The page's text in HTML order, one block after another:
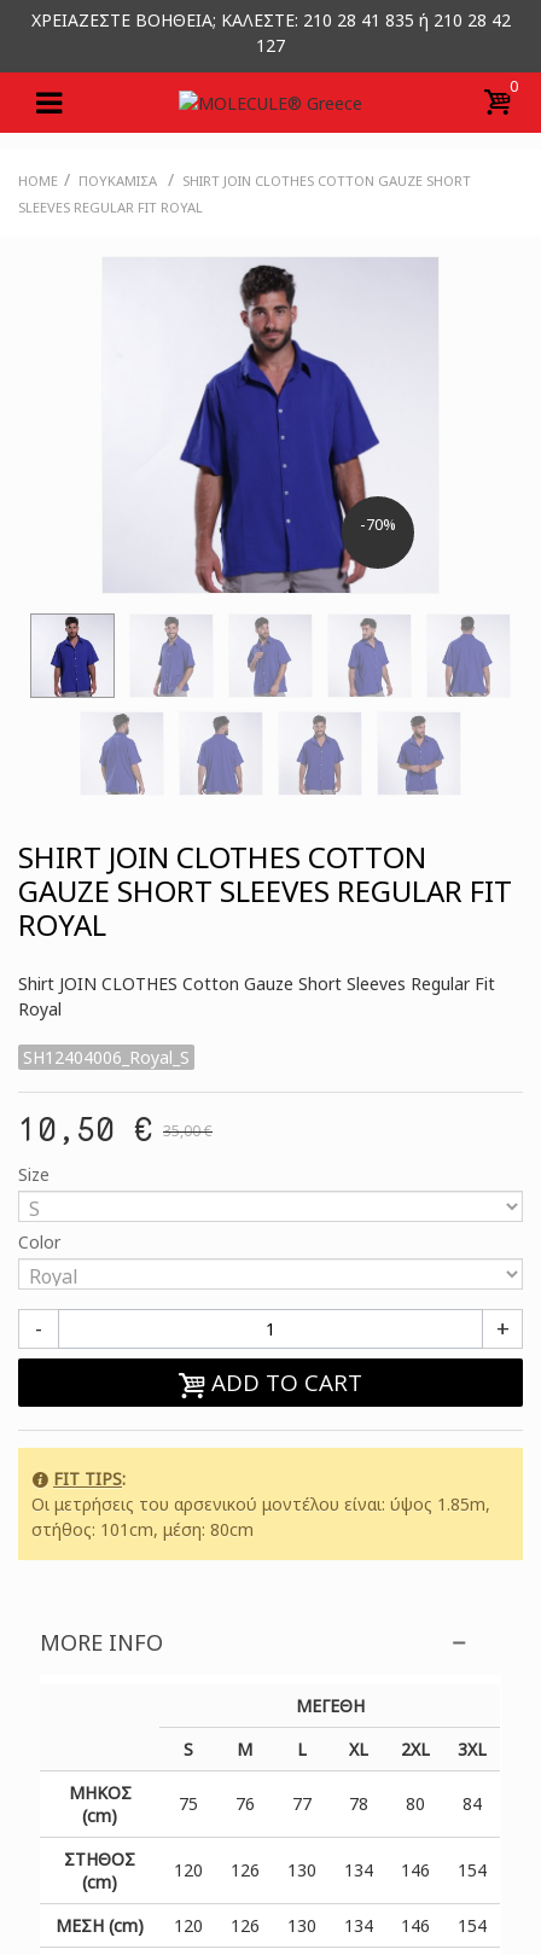
ΧΡΕΙΑΖΕΣΤΕ ΒΟΗΘΕΙΑ; ΚΑΛΕΣΤΕ: 210 28 41 835 ή 210 28 42
127
0
HOME / ΠΟΥΚΆΜΙΣΑ / SHIRT JOIN CLOTHES COTTON GAUZE SHORT
SLEEVES REGULAR FIT ROYAL
-70%
SHIRT JOIN CLOTHES COTTON
GAUZE SHORT SLEEVES REGULAR FIT
ROYAL
Shirt JOIN CLOTHES Cotton Gauze Short Sleeves Regular Fit
Royal
SH12404006_Royal_S
10,50 € 35,00 €
Size
Color
- +
ADD TO CART
FIT TIPS:
Οι μετρήσεις του αρσενικού μοντέλου είναι: ύψος 1.85m,
στήθος: 101cm, μέση: 80cm
MORE INFO
ΜΕΓΕΘΗ
S
M L XL 2XL 3XL
ΜΗΚΟΣ
(cm)
75 76 77 78 80 84
ΣΤΗΘΟΣ
(cm)
120 126 130 134 146 154
ΜΕΣΗ (cm) 120 126 130 134 146
154